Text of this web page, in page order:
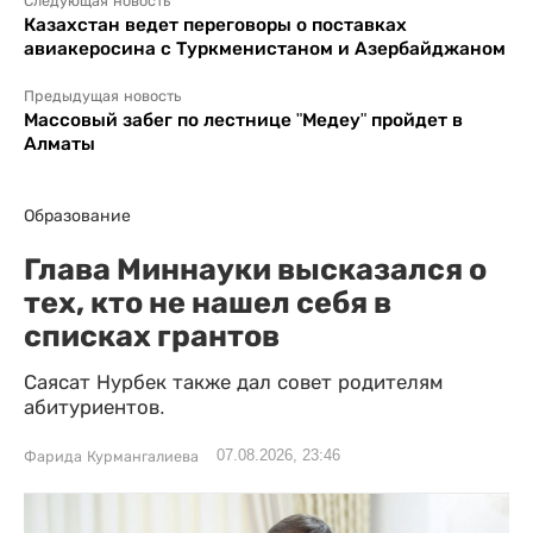
Казахстан ведет переговоры о поставках
авиакеросина с Туркменистаном и Азербайджаном
Предыдущая новость
Массовый забег по лестнице "Медеу" пройдет в
Алматы
Образование
Глава Миннауки высказался о
тех, кто не нашел себя в
списках грантов
Саясат Нурбек также дал совет родителям
абитуриентов.
Фарида Курмангалиева 07.08.2026, 23:46